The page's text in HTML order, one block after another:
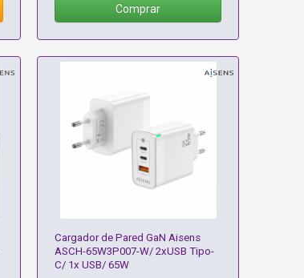
Comprar
Cargador de Pared GaN Aisens
ASCH-65W3P007-W/ 2xUSB Tipo-
C/ 1x USB/ 65W